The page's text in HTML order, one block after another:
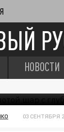
НОВОСТИ
03 СЕНТЯБРЯ